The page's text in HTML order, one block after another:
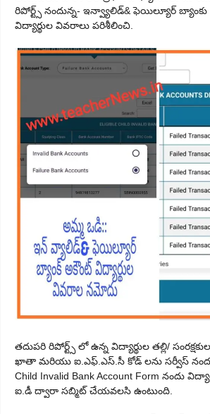
రిపోర్ట్స్ నందున్న- ఇన్వ్యాలిడ్& ఫెయిల్యూర్ బ్యాంకు
విద్యార్థుల వివరాలు పరిశీలించి.
తదుపరి రిపోర్ట్స్ లో ఉన్న విద్యార్థుల తల్లి/
ఖాతా మరియు ఐ.ఎఫ్.ఎస్.సీ కోడ్ లను సర్వీస్ నందు
Child Invalid Bank Account Form నందు
ఐ.డీ ద్వారా సబ్మిట్ చేయవలసి ఉంటుంది.